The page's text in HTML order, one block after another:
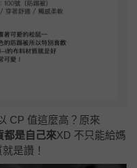
CP 值這麼高？原來
都是自己來XD 不只能給媽
是讚！